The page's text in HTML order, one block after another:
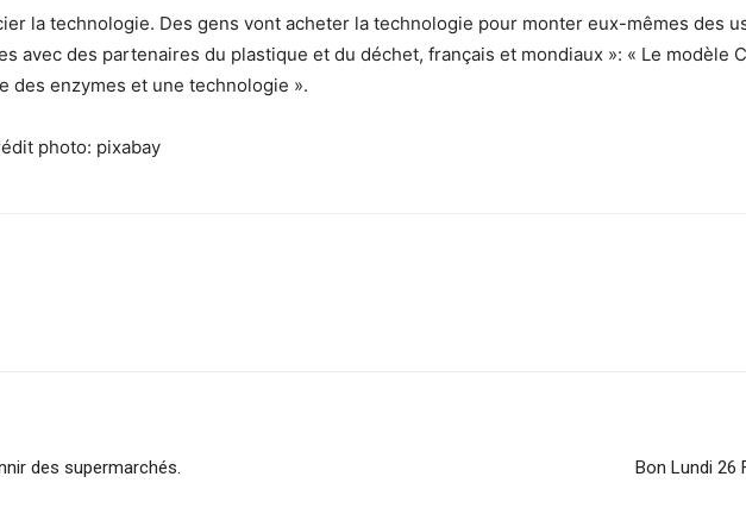
la technologie. Des gens vont acheter la technologie pour monter eux-mêmes des
avec des partenaires du plastique et du déchet, français et mondiaux »: « Le modèle
des enzymes et une technologie ».
photo: pixabay
des supermarchés. Bon Lundi 26